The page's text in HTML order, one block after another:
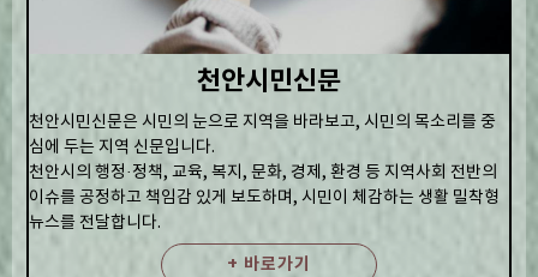
천안시민신문
천안시민신문은 시민의 눈으로 지역을 바라보고, 시민의 목소리를 중
심에 두는 지역 신문입니다.
천안시의 행정·정책, 교육, 복지, 문화, 경제, 환경 등 지역사회 전반의
이슈를 공정하고 책임감 있게 보도하며, 시민이 체감하는 생활 밀착형
뉴스를 전달합니다.
+ 바로가기